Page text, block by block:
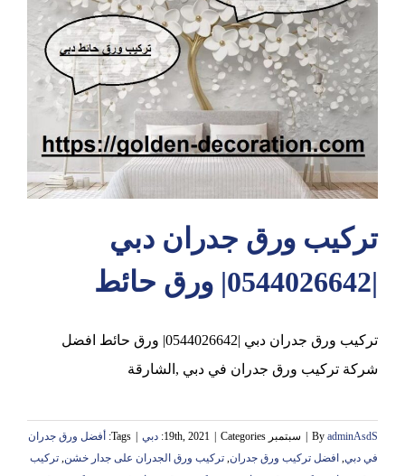
عجمان
تركيب ورق جدران دبي
|0544026642| ورق حائط
تركيب ورق جدران دبي |0544026642| ورق حائط افضل
شركة تركيب ورق جدران في دبي ,الشارقة
By adminAsdS سبتمبر 19th, 2021 Categories: دبي Tags:
أفضل ورق جدران
في دبي, افضل تركيب ورق جدران, تركيب ورق الجدران على جدار خشن, تركيب